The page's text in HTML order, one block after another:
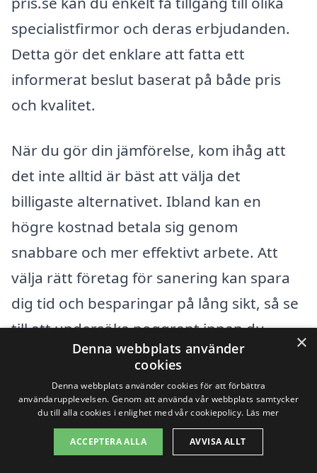
specialistfirmor och deras erbjudanden.
Detta gör det enklare att fatta ett
informerat beslut baserat på både pris
och kvalitet.
När du gör din jämförelse, kom ihåg att
det inte alltid är bäst att välja det
billigaste alternativet. Ibland kan en
högre kostnad betala sig genom
snabbare och mer effektivt arbete. Att
välja rätt företag för sanering kan spara
dig tid och besparingar på lång sikt, så se
till att undersöka noggrant innan du
fattar ditt beslut.
Få 3 erbjudanden, gratis och utan
förpliktelser
×
Denna webbplats använder
cookies
Denna webbplats använder cookies för att förbättra
användarupplevelsen. Genom att använda vår webbplats samtycker
du till alla cookies i enlighet med vår cookiepolicy. Läs mer
ACCEPTERA ALLA AVVISA ALLT